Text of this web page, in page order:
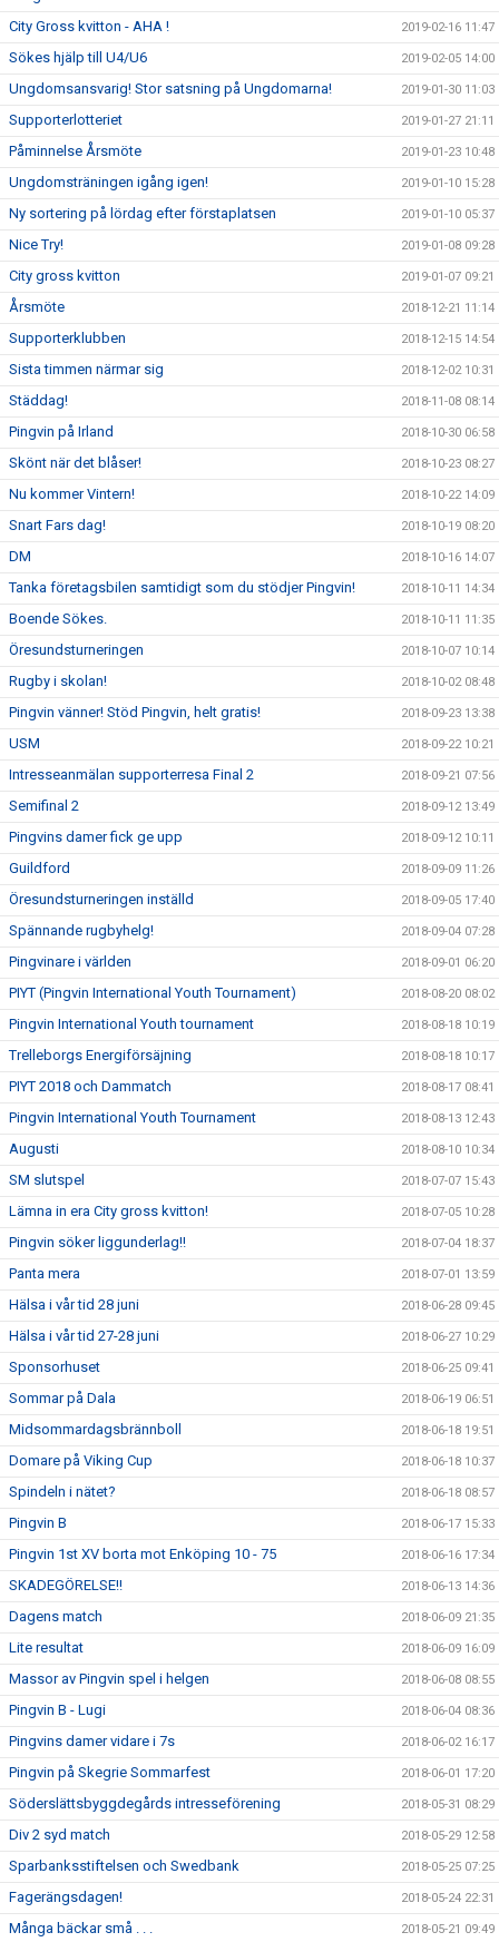
City Gross kvitton - AHA ! 2019-02-16 11:47
Sökes hjälp till U4/U6 2019-02-05 14:00
Ungdomsansvarig! Stor satsning på Ungdomarna! 2019-01-30 11:03
Supporterlotteriet 2019-01-27 21:11
Påminnelse Årsmöte 2019-01-23 10:48
Ungdomsträningen igång igen! 2019-01-10 15:28
Ny sortering på lördag efter förstaplatsen 2019-01-10 05:37
Nice Try! 2019-01-08 09:28
City gross kvitton 2019-01-07 09:21
Årsmöte 2018-12-21 11:14
Supporterklubben 2018-12-15 14:54
Sista timmen närmar sig 2018-12-02 10:31
Städdag! 2018-11-08 08:14
Pingvin på Irland 2018-10-30 06:58
Skönt när det blåser! 2018-10-23 08:27
Nu kommer Vintern! 2018-10-22 14:09
Snart Fars dag! 2018-10-19 08:20
DM 2018-10-16 14:07
Tanka företagsbilen samtidigt som du stödjer Pingvin! 2018-10-11 14:34
Boende Sökes. 2018-10-11 11:35
Öresundsturneringen 2018-10-07 10:14
Rugby i skolan! 2018-10-02 08:48
Pingvin vänner! Stöd Pingvin, helt gratis! 2018-09-23 13:38
USM 2018-09-22 10:21
Intresseanmälan supporterresa Final 2 2018-09-21 07:56
Semifinal 2 2018-09-12 13:49
Pingvins damer fick ge upp 2018-09-12 10:11
Guildford 2018-09-09 11:26
Öresundsturneringen inställd 2018-09-05 17:40
Spännande rugbyhelg! 2018-09-04 07:28
Pingvinare i världen 2018-09-01 06:20
PIYT (Pingvin International Youth Tournament) 2018-08-20 08:02
Pingvin International Youth tournament 2018-08-18 10:19
Trelleborgs Energiförsäjning 2018-08-18 10:17
PIYT 2018 och Dammatch 2018-08-17 08:41
Pingvin International Youth Tournament 2018-08-13 12:43
Augusti 2018-08-10 10:34
SM slutspel 2018-07-07 15:43
Lämna in era City gross kvitton! 2018-07-05 10:28
Pingvin söker liggunderlag!! 2018-07-04 18:37
Panta mera 2018-07-01 13:59
Hälsa i vår tid 28 juni 2018-06-28 09:45
Hälsa i vår tid 27-28 juni 2018-06-27 10:29
Sponsorhuset 2018-06-25 09:41
Sommar på Dala 2018-06-19 06:51
Midsommardagsbrännboll 2018-06-18 19:51
Domare på Viking Cup 2018-06-18 10:37
Spindeln i nätet? 2018-06-18 08:57
Pingvin B 2018-06-17 15:33
Pingvin 1st XV borta mot Enköping 10 - 75 2018-06-16 17:34
SKADEGÖRELSE!! 2018-06-13 14:36
Dagens match 2018-06-09 21:35
Lite resultat 2018-06-09 16:09
Massor av Pingvin spel i helgen 2018-06-08 08:55
Pingvin B - Lugi 2018-06-04 08:36
Pingvins damer vidare i 7s 2018-06-02 16:17
Pingvin på Skegrie Sommarfest 2018-06-01 17:20
Söderslättsbyggdegårds intresseförening 2018-05-31 08:29
Div 2 syd match 2018-05-29 12:58
Sparbanksstiftelsen och Swedbank 2018-05-25 07:25
Fagerängsdagen! 2018-05-24 22:31
Många bäckar små . . . 2018-05-21 09:49